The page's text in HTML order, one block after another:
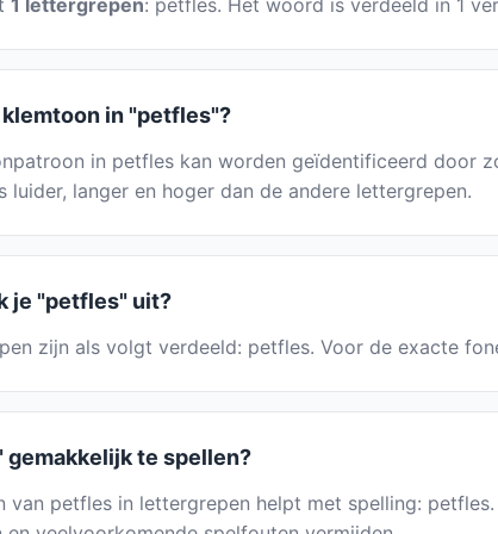
1 lettergrepen: petfles. Het woord is verdeeld in 1
klemtoon in "petfles"?
in petfles kan worden geïdentificeerd door
luider, langer en hoger dan de andere lettergrepen.
je "petfles" uit?
zijn als volgt verdeeld: petfles. Voor de exacte
gemakkelijk te spellen?
van petfles in lettergrepen helpt met spelling: